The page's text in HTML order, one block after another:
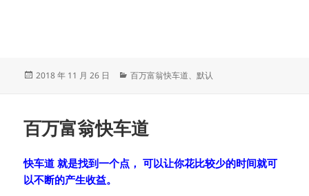
发
2018 年 11 月 26 日
分
百万富翁快车道、默认
百万富翁快车道
快车道 就是找到一个点， 可以让你花比较少的时间就可
以不断的产生收益。